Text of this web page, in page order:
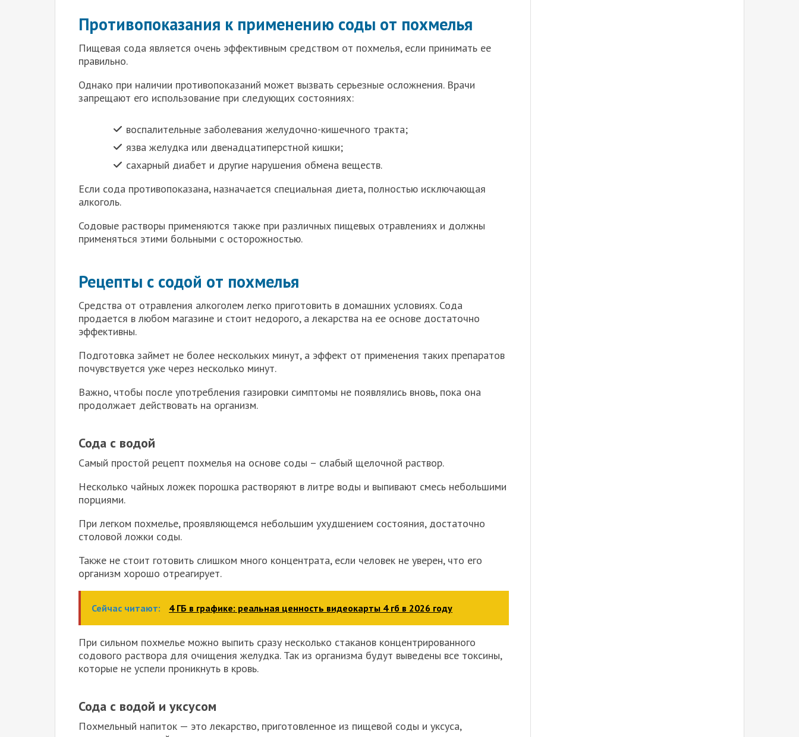
Противопоказания к применению соды от похмелья
Пищевая сода является очень эффективным средством от похмелья, если принимать ее
правильно.
Однако при наличии противопоказаний может вызвать серьезные осложнения. Врачи
запрещают его использование при следующих состояниях:
воспалительные заболевания желудочно-кишечного тракта;
язва желудка или двенадцатиперстной кишки;
сахарный диабет и другие нарушения обмена веществ.
Если сода противопоказана, назначается специальная диета, полностью исключающая
алкоголь.
Содовые растворы применяются также при различных пищевых отравлениях и должны
применяться этими больными с осторожностью.
Рецепты с содой от похмелья
Средства от отравления алкоголем легко приготовить в домашних условиях. Сода
продается в любом магазине и стоит недорого, а лекарства на ее основе достаточно
эффективны.
Подготовка займет не более нескольких минут, а эффект от применения таких препаратов
почувствуется уже через несколько минут.
Важно, чтобы после употребления газировки симптомы не появлялись вновь, пока она
продолжает действовать на организм.
Сода с водой
Самый простой рецепт похмелья на основе соды – слабый щелочной раствор.
Несколько чайных ложек порошка растворяют в литре воды и выпивают смесь небольшими
порциями.
При легком похмелье, проявляющемся небольшим ухудшением состояния, достаточно
столовой ложки соды.
Также не стоит готовить слишком много концентрата, если человек не уверен, что его
организм хорошо отреагирует.
Сейчас читают: 4 ГБ в графике: реальная ценность видеокарты 4 гб в 2026 году
При сильном похмелье можно выпить сразу несколько стаканов концентрированного
содового раствора для очищения желудка. Так из организма будут выведены все токсины,
которые не успели проникнуть в кровь.
Сода с водой и уксусом
Похмельный напиток — это лекарство, приготовленное из пищевой соды и уксуса,